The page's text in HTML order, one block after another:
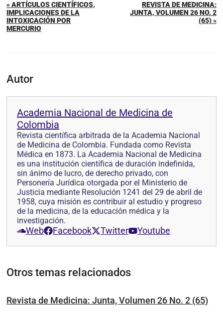
« ARTÍCULOS CIENTÍFICOS,
IMPLICACIONES DE LA
INTOXICACIÓN POR
MERCURIO
REVISTA DE MEDICINA:
JUNTA, VOLUMEN 26 NO. 2
(65) »
Autor
Academia Nacional de Medicina de
Colombia
Revista científica arbitrada de la Academia Nacional
de Medicina de Colombia. Fundada como Revista
Médica en 1873. La Academia Nacional de Medicina
es una institución científica de duración indefinida,
sin ánimo de lucro, de derecho privado, con
Personería Jurídica otorgada por el Ministerio de
Justicia mediante Resolución 1241 del 29 de abril de
1958, cuya misión es contribuir al estudio y progreso
de la medicina, de la educación médica y la
investigación.
Web Facebook Twitter Youtube
Otros temas relacionados
Revista de Medicina: Junta, Volumen 26 No. 2 (65)